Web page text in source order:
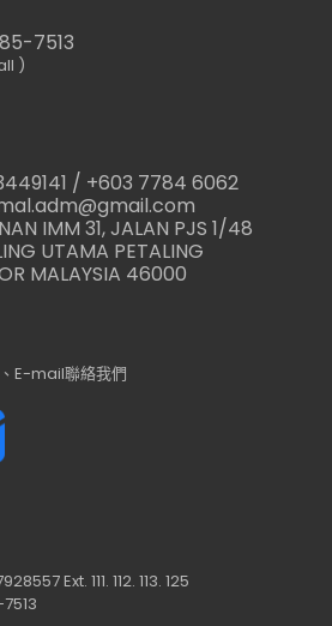
7513
)
/ +603 7784 6062
IMM 31, JALAN PJS 1/48
UTAMA PETALING
MALAYSIA 46000
E-mail聯絡我們
Ext. 111. 112. 113. 125